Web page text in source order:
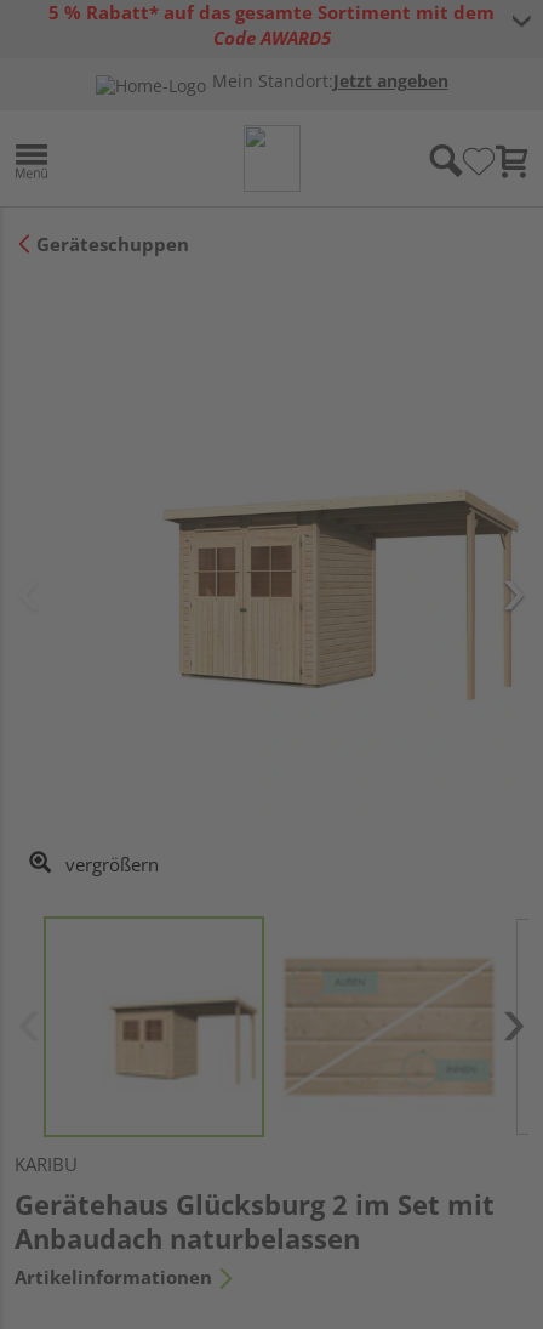
5 % Rabatt* auf das gesamte Sortiment mit dem
Code AWARD5
Gutscheinbedingungen
Mein Standort:Jetzt angeben
Geräteschuppen
vergrößern
KARIBU
Gerätehaus Glücksburg 2 im Set mit
Anbaudach naturbelassen
Artikelinformationen